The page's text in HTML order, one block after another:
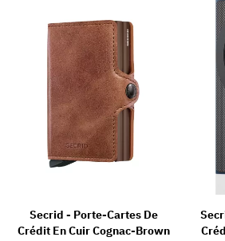
Secrid - Porte-Cartes De
Crédit En Cuir Cognac-Brown